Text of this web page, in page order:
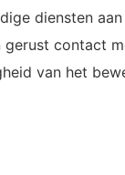
diensten
contact
van het